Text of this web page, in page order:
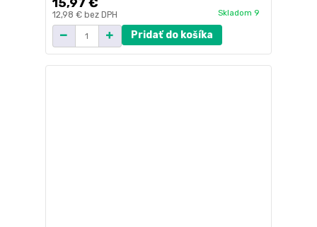
12,98 € bez DPH Skladom 9
Pridať do košíka